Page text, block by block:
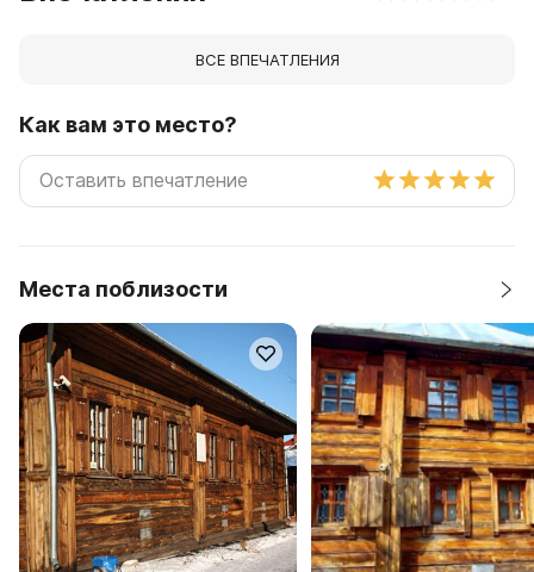
ВСЕ ВПЕЧАТЛЕНИЯ
Как вам это место?
Места поблизости